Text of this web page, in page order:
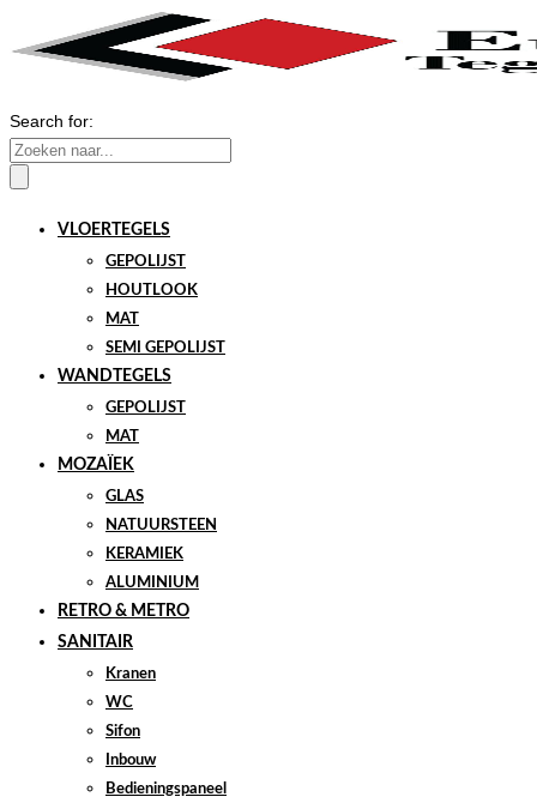
Search for:
VLOERTEGELS
GEPOLIJST
HOUTLOOK
MAT
SEMI GEPOLIJST
WANDTEGELS
GEPOLIJST
MAT
MOZAÏEK
GLAS
NATUURSTEEN
KERAMIEK
ALUMINIUM
RETRO & METRO
SANITAIR
Kranen
WC
Sifon
Inbouw
Bedieningspaneel